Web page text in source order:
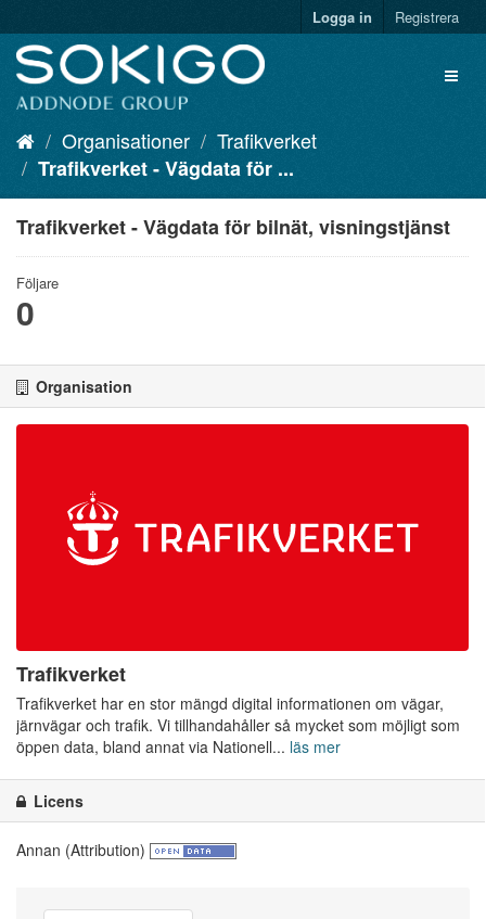
Logga in Registrera
Organisationer
Trafikverket
Trafikverket - Vägdata för ...
Trafikverket - Vägdata för bilnät, visningstjänst
Följare
0
Organisation
Trafikverket
Trafikverket har en stor mängd digital informationen om vägar,
järnvägar och trafik. Vi tillhandahåller så mycket som möjligt som
öppen data, bland annat via Nationell... läs mer
Licens
Annan (Attribution)